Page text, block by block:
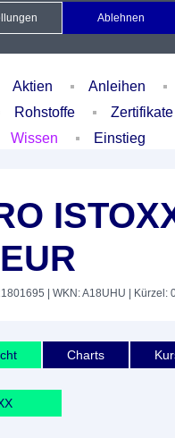
Watchlist Portfolio
Aktien Anleihen
Rohstoffe Zertifikate
Wissen Einstieg
| WKN: A18UHU | Kürzel:
Charts
Ablehnen